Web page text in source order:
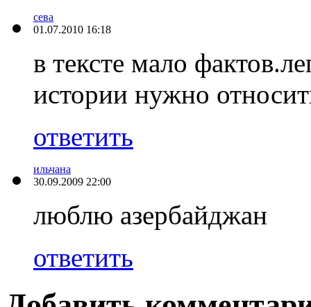
сева
01.07.2010 16:18
в тексте мало
истории нужно
ответить
ильчана
30.09.2009 22:00
люблю азербайджан
ответить